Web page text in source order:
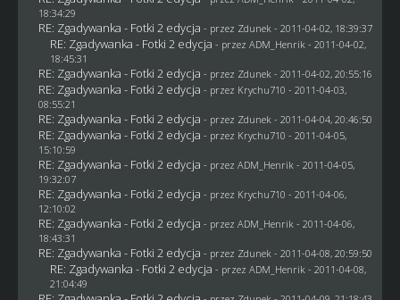
18:34:29
RE: Zgadywanka - Fotki 2 edycja - przez Zdunek - 2011-04-02, 18:39:37
RE: Zgadywanka - Fotki 2 edycja - przez ADM_Henrik - 2011-04-02,
18:45:31
RE: Zgadywanka - Fotki 2 edycja - przez Zdunek - 2011-04-02, 20:55:16
RE: Zgadywanka - Fotki 2 edycja - przez Krychu710 - 2011-04-03,
08:55:21
RE: Zgadywanka - Fotki 2 edycja - przez Zdunek - 2011-04-04, 20:46:50
RE: Zgadywanka - Fotki 2 edycja - przez Krychu710 - 2011-04-05,
15:10:59
RE: Zgadywanka - Fotki 2 edycja - przez ADM_Henrik - 2011-04-05,
19:32:07
RE: Zgadywanka - Fotki 2 edycja - przez Krychu710 - 2011-04-06,
12:10:02
RE: Zgadywanka - Fotki 2 edycja - przez ADM_Henrik - 2011-04-06,
18:43:31
RE: Zgadywanka - Fotki 2 edycja - przez Zdunek - 2011-04-08, 20:59:50
RE: Zgadywanka - Fotki 2 edycja - przez ADM_Henrik - 2011-04-08,
21:04:49